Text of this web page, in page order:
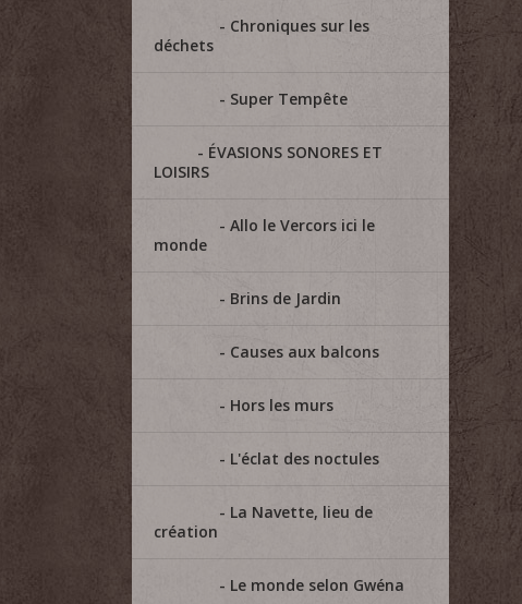
Chroniques sur les
déchets
Super Tempête
ÉVASIONS SONORES ET
LOISIRS
Allo le Vercors ici le
monde
Brins de Jardin
Causes aux balcons
Hors les murs
L'éclat des noctules
La Navette, lieu de
création
Le monde selon Gwéna